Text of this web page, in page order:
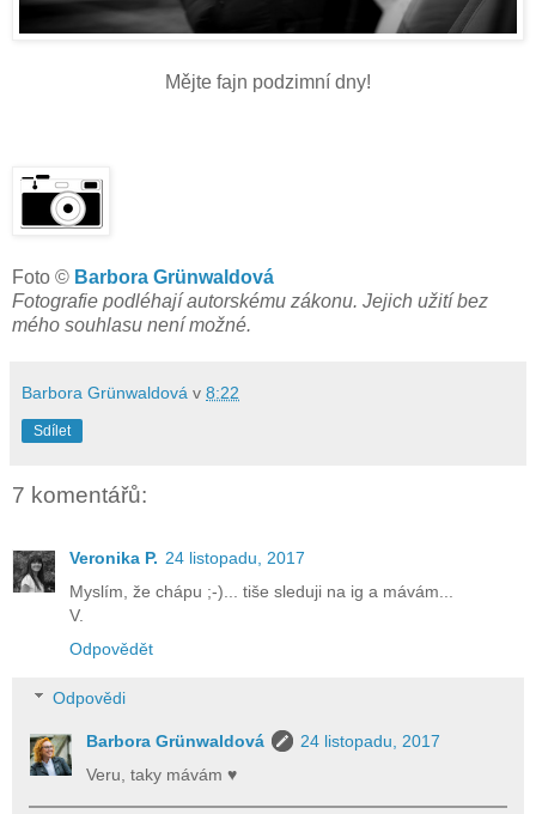
Mějte fajn podzimní dny!
Foto © Barbora Grünwaldová
Fotografie podléhají autorskému zákonu. Jejich užití bez
mého souhlasu není možné.
Barbora Grünwaldová v 8:22
Sdílet
7 komentářů:
Veronika P. 24 listopadu, 2017
Myslím, že chápu ;-)... tiše sleduji na ig a mávám...
V.
Odpovědět
Odpovědi
Barbora Grünwaldová
24 listopadu, 2017
Veru, taky mávám ♥